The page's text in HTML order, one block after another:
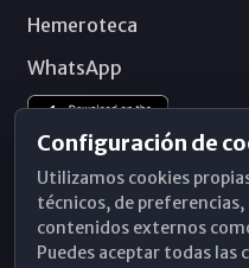
Hemeroteca
WhatsApp
Configuración de
Utilizamos cookies
técnicos, de
contenidos externos
Puedes aceptar todas las